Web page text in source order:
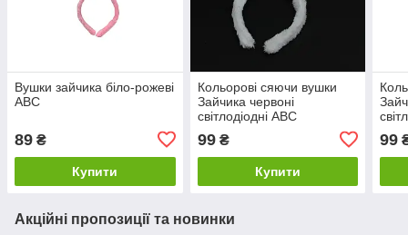
Вушки зайчика біло-рожеві
ABC
89 ₴
Купити
Кольорові сяючи вушки
Зайчика червоні
світлодіодні ABC
99₴
Купити
99
Акційні пропозиції та новинки